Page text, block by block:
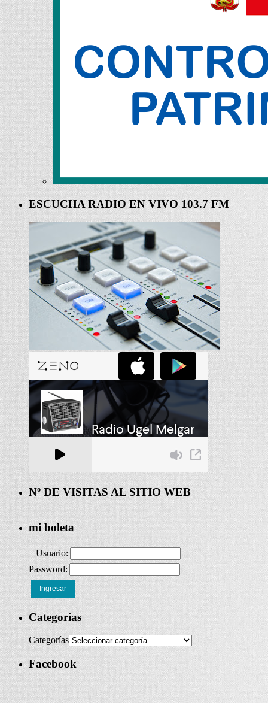
ESCUCHA RADIO EN VIVO 103.7 FM
Nº DE VISITAS AL SITIO WEB
mi boleta
Usuario:
Password:
Ingresar
Categorías
Categorías
Facebook